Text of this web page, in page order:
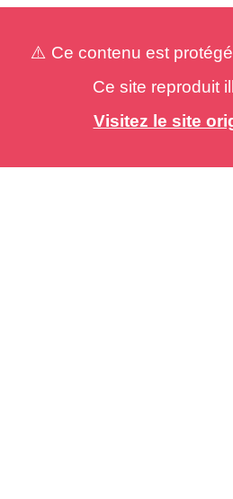
⚠️ Ce contenu est
Ce site reproduit
Visitez le site